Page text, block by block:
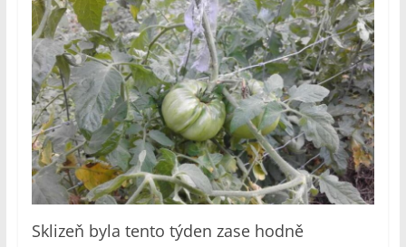
Sklizeň byla tento týden zase hodně